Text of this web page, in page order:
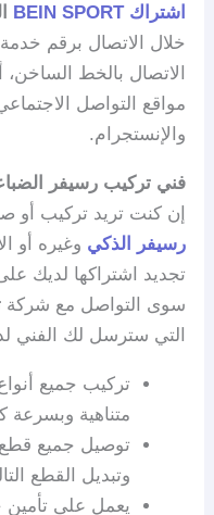
اشتراك BEIN SPORT
خلال الاتصال برقم خدمة
الاتصال بالخط
مواقع التواصل
والإنستجرام.
فني تركيب رسيفر
إن كنت تريد تركيب أو
رسيفر الذكي وغيره أو
تجديد اشتراكها لديك
سوى التواصل مع شركة
التي سترسل لك الفني
تركيب جميع
متناهية وبسرعة
توصيل جميع قطع
وتبديل القطع
يعمل على تأمين